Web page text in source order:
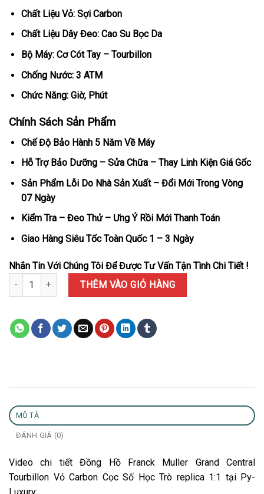
Chất Liệu Vỏ: Sợi Carbon
Chất Liệu Dây Đeo: Cao Su Bọc Da
Bộ Máy: Cơ Cót Tay – Tourbillon
Chống Nước: 3 ATM
Chức Năng: Giờ, Phút
Chính Sách Sản Phẩm
Chế Độ Bảo Hành 5 Năm Về Máy
Hỗ Trợ Bảo Dưỡng – Sửa Chữa – Thay Linh Kiện Giá Gốc
Sản Phẩm Lỗi Do Nhà Sản Xuất – Đổi Mới Trong Vòng
07 Ngày
Kiểm Tra – Đeo Thử – Ưng Ý Rồi Mới Thanh Toán
Giao Hàng Siêu Tốc Toàn Quốc 1 – 3 Ngày
Nhắn Tin Với Chúng Tôi Để Được Tư Vấn Tận Tình Chi Tiết !
Đồng Hồ Franck Muller Grand Central Tourbillon Vỏ Carbon Cọc
THÊM VÀO GIỎ HÀNG
MÔ TẢ
ĐÁNH GIÁ (0)
Video chi tiết Đồng Hồ Franck Muller Grand Central
Tourbillon Vỏ Carbon Cọc Số Học Trò replica 1:1 tại Py-